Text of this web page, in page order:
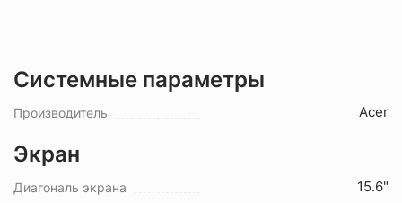
Системные параметры
Производитель Acer
Экран
Диагональ экрана 15.6"